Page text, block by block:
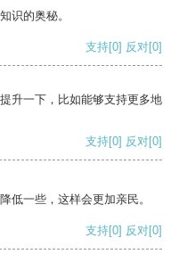
识的奥秘。
支持[0] 反对[0]
升一下，比如能够支持更多地
支持[0] 反对[0]
低一些，这样会更加亲民。
支持[0] 反对[0]